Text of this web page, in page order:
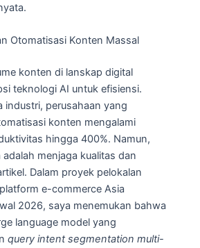
Otomatisasi Konten Massal
konten di lanskap digital
teknologi AI untuk efisiensi.
industri, perusahaan yang
konten mengalami
hingga 400%. Namun,
menjaga kualitas dan
Dalam proyek pelokalan
e-commerce Asia
2026, saya menemukan bahwa
language model yang
query intent segmentation multi-